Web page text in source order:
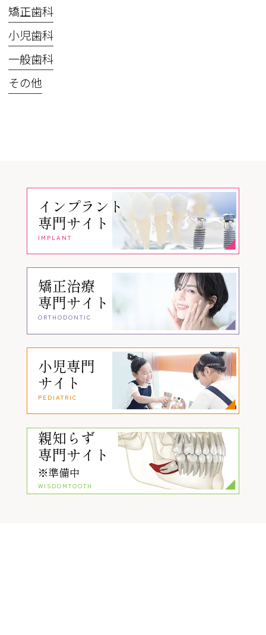
矯正歯科
小児歯科
一般歯科
その他
インプラント
専門サイト
IMPLANT
矯正治療
専門サイト
ORTHODONTIC
小児専門
サイト
PEDIATRIC
親知らず
専門サイト
※準備中
WISDOMTOOTH